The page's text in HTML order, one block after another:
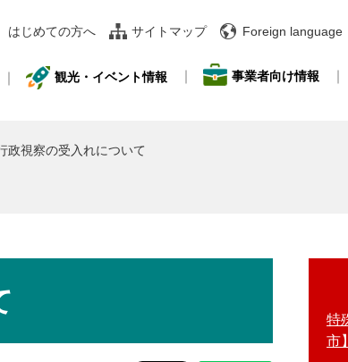
はじめての方へ サイトマップ Foreign language
観光・イベント情報 事業者向け情報
政視察の受入れについて
特
市】